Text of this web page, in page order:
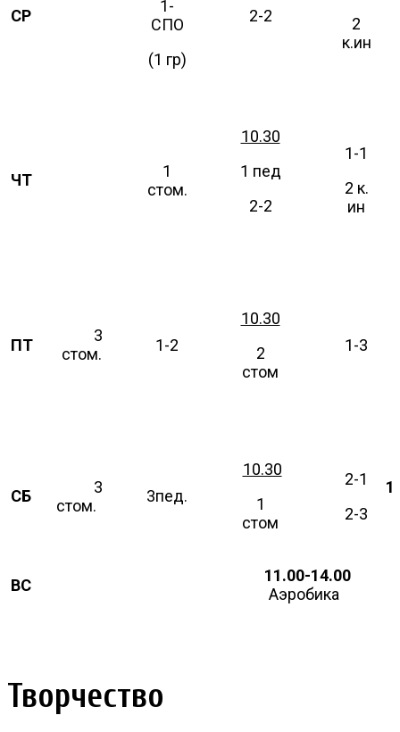
СР
1-
СПО
(1 гр)
2-2
2
к.ин
ЧТ
1
стом.
10.30
1 пед
2-2
1-1
2 к.
ин
ПТ
3
стом.
1-2
10.30
2
стом
1-3
СБ
3
стом.
3пед.
10.30
1
стом
2-1
2-3
ВС
11.00-14.00
Аэробика
Творчество